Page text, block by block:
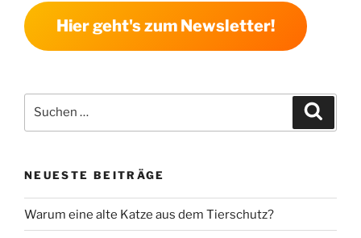
Hier geht's zum Newsletter!
nach:
NEUESTE BEITRÄGE
Warum eine alte Katze aus dem Tierschutz?